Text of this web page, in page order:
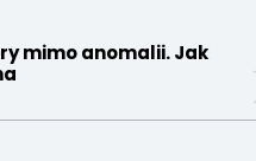
mimo anomalii. Jak